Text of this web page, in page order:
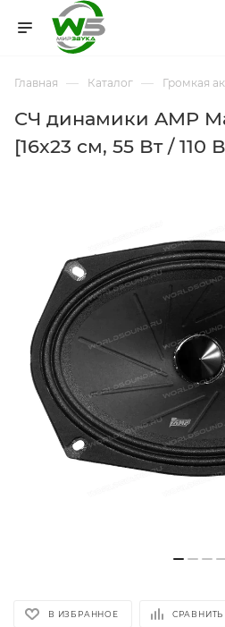
Главная — Каталог — Громкая
СЧ динамики AMP
[16x23 см, 55 Вт / 110
В ИЗБРАННОЕ СРАВНИТЬ